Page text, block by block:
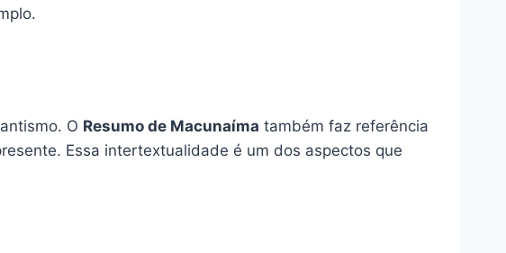
O Resumo de Macunaíma também faz referência
Essa intertextualidade é um dos aspectos que